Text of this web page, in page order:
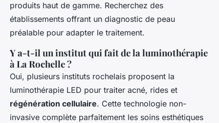
produits haut de gamme. Recherchez des
établissements offrant un diagnostic de peau
préalable pour adapter le traitement.
Y a-t-il un institut qui fait de la luminothérapie
à La Rochelle ?
Oui, plusieurs instituts rochelais proposent la
luminothérapie LED pour traiter acné, rides et
régénération cellulaire. Cette technologie non-
invasive complète parfaitement les soins esthétiques